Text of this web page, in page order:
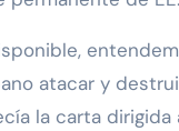
atacar y
la carta